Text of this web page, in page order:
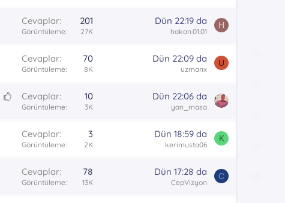
Cevaplar 201
Görüntüleme 27K
Dün 22:19 da
hakan.01.01
H
Cevaplar 70
Görüntüleme 8K
Dün 22:09 da
uzmanx
U
Cevaplar 10
Görüntüleme 3K
Dün 22:06 da
yan_masa
Cevaplar 3
Görüntüleme 2K
Dün 18:59 da
kerimusta06
K
Cevaplar 78
Görüntüleme 13K
Dün 17:28 da
CepVizyon
C